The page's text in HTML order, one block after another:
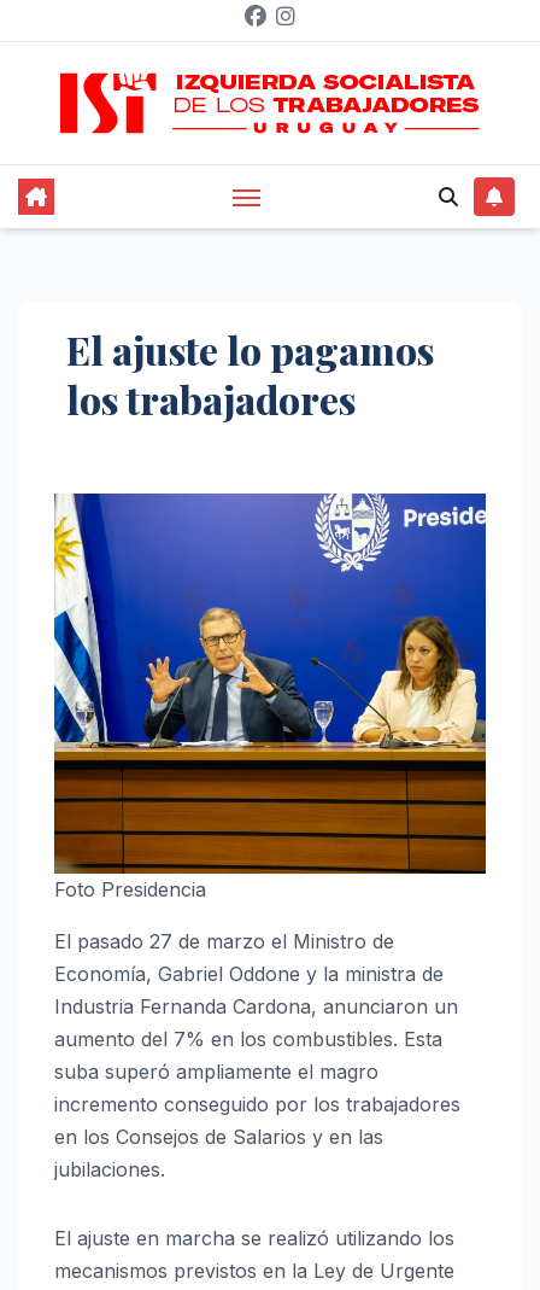
contenido
El ajuste lo pagamos
los trabajadores
Foto Presidencia
El pasado 27 de marzo el Ministro de
Economía, Gabriel Oddone y la ministra de
Industria Fernanda Cardona, anunciaron un
aumento del 7% en los combustibles. Esta
suba superó ampliamente el magro
incremento conseguido por los trabajadores
en los Consejos de Salarios y en las
jubilaciones.
El ajuste en marcha se realizó utilizando los
mecanismos previstos en la Ley de Urgente